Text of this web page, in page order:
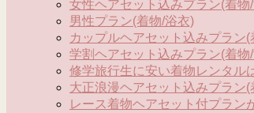
女性ヘアセット込みプラン(着物
男性プラン(着物/浴衣)
カップルヘアセット込みプラン(
学割ヘアセット込みプラン(着物
修学旅行生に安い着物レンタル
大正浪漫ヘアセット込みプラン(
レース着物ヘアセット付プラン